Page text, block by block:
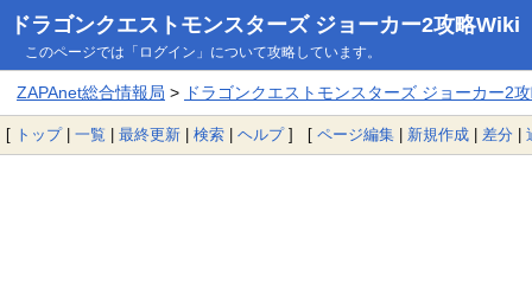
ドラゴンクエストモンスターズ ジョーカー2攻略Wiki
このページでは「ログイン」について攻略しています。
ZAPAnet総合情報局 > ドラゴンクエストモンスターズ ジョーカー2
[ トップ| 一覧 | 最終更新 | 検索 | ヘルプ] [ ページ編集 | 新規作成 | 差分 |